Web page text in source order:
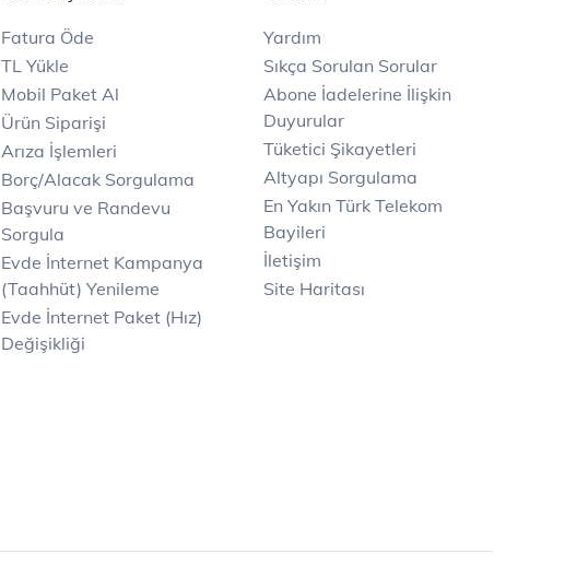
Fatura Öde
TL Yükle
Mobil Paket Al
Ürün Siparişi
Arıza İşlemleri
Borç/Alacak Sorgulama
Başvuru ve Randevu
Sorgula
Evde İnternet Kampanya
(Taahhüt) Yenileme
Evde İnternet Paket (Hız)
Değişikliği
Yardım
Sıkça Sorulan Sorular
Abone İadelerine İlişkin
Duyurular
Tüketici Şikayetleri
Altyapı Sorgulama
En Yakın Türk Telekom
Bayileri
İletişim
Site Haritası